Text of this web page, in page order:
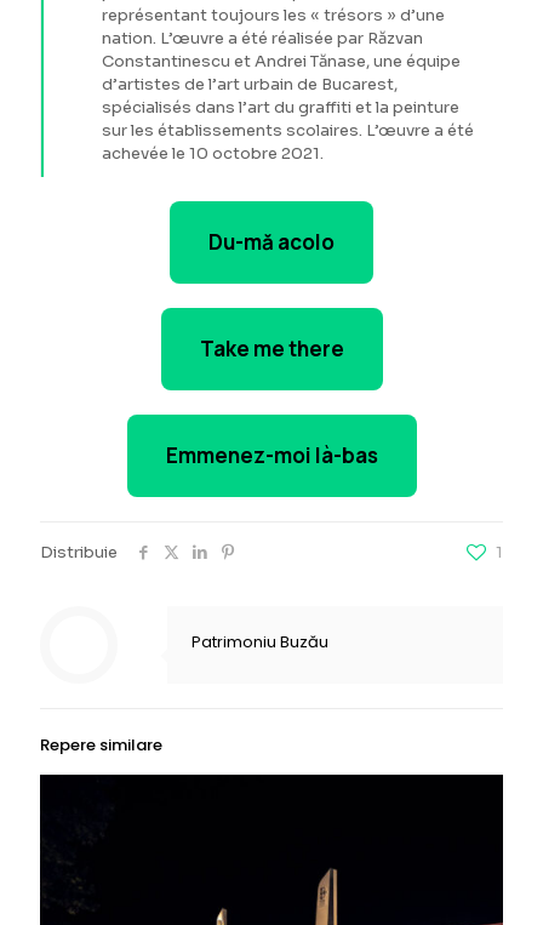
représentant toujours les « trésors » d’une
nation. L’œuvre a été réalisée par Răzvan
Constantinescu et Andrei Tănase, une équipe
d’artistes de l’art urbain de Bucarest,
spécialisés dans l’art du graffiti et la peinture
sur les établissements scolaires. L’œuvre a été
achevée le 10 octobre 2021.
Du-mă acolo
Take me there
Emmenez-moi là-bas
Distribuie 1
Patrimoniu Buzău
Repere similare